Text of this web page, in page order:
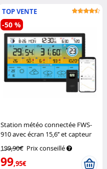
TOP VENTE
Station météo connectée FWS-
910 avec écran 15,6’’ et capteur
199,90€ Prix conseillé
99,95€
-50 %